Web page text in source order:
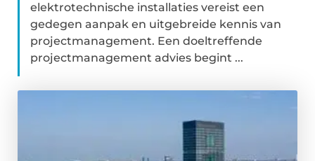
elektrotechnische installaties vereist een
gedegen aanpak en uitgebreide kennis van
projectmanagement. Een doeltreffende
projectmanagement advies begint ...